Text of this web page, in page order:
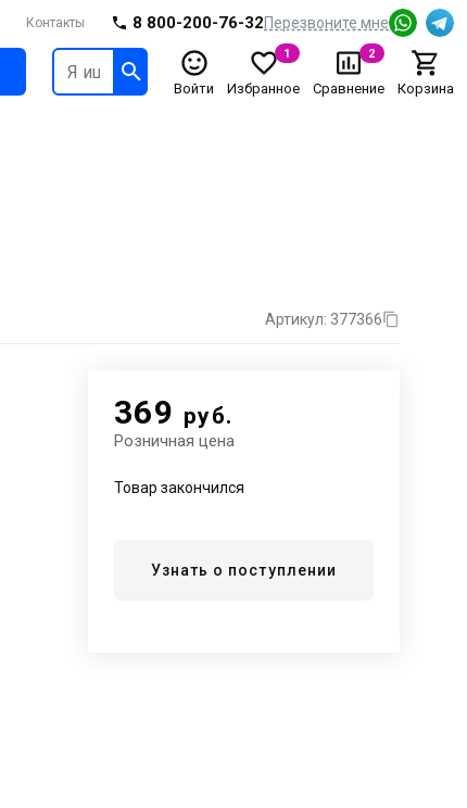
Контакты 8 800-200-76-32Перезвоните мне
Войти Избранное
1
Сравнение
2
Корзина
Артикул: 377366
369 руб.
Розничная цена
Товар закончился
Узнать о поступлении